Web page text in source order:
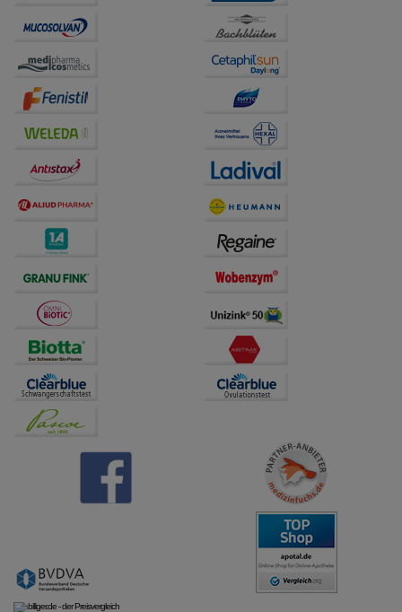
Website weiter für Sie optimieren können, den Inhalt
auf unserer Website aber auch die Werbung auf
Drittseiten möglichst relevant für Sie zu gestalten.
Bitte beachten Sie, dass Daten hierfür teilweise an
Dritte wie z.B. Google oder soziale Medien
übertragen werden.